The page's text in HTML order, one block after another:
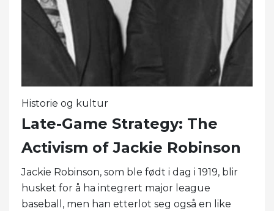
Historie og kultur
Late-Game Strategy: The
Activism of Jackie Robinson
Jackie Robinson, som ble født i dag i 1919, blir
husket for å ha integrert major league
baseball, men han etterlot seg også en like